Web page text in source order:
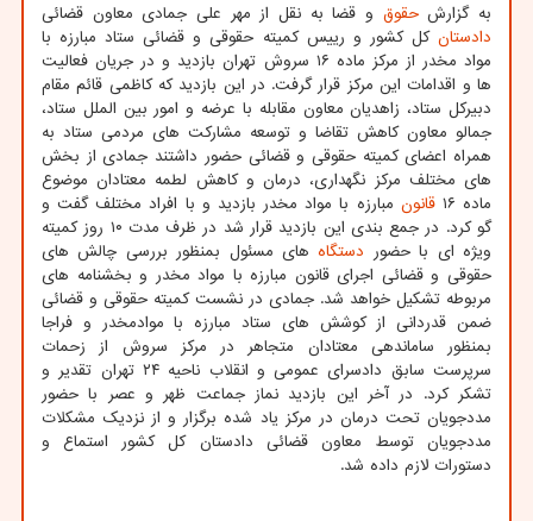
به گزارشحقوق و قضا به نقل از مهر علی جمادی معاون قضائی
دادستان کل کشور و رییس کمیته حقوقی و قضائی ستاد مبارزه با
مواد مخدر از مرکز ماده ۱۶ سروش تهران بازدید و در جریان فعالیت
ها و اقدامات این مرکز قرار گرفت. در این بازدید که کاظمی قائم مقام
دبیرکل ستاد، زاهدیان معاون مقابله با عرضه و امور بین الملل ستاد،
جمالو معاون کاهش تقاضا و توسعه مشارکت های مردمی ستاد به
همراه اعضای کمیته حقوقی و قضائی حضور داشتند جمادی از بخش
های مختلف مرکز نگهداری، درمان و کاهش لطمه معتادان موضوع
ماده ۱۶
قانون مبارزه با مواد مخدر بازدید و با افراد مختلف گفت و
گو کرد. در جمع بندی این بازدید قرار شد در ظرف مدت ۱۰ روز کمیته
ویژه ای با حضور دستگاه های مسئول بمنظور بررسی چالش های
حقوقی و قضائی اجرای قانون مبارزه با مواد مخدر و بخشنامه های
مربوطه تشکیل خواهد شد. جمادی در نشست کمیته حقوقی و قضائی
ضمن قدردانی از کوشش های ستاد مبارزه با موادمخدر و فراجا
بمنظور ساماندهی معتادان متجاهر در مرکز سروش از زحمات
سرپرست سابق دادسرای عمومی و انقلاب ناحیه ۲۴ تهران تقدیر و
تشکر کرد. در آخر این بازدید نماز جماعت ظهر و عصر با حضور
مددجویان تحت درمان در مرکز یاد شده برگزار و از نزدیک مشکلات
مددجویان توسط معاون قضائی دادستان کل کشور استماع و
دستورات لازم داده شد.